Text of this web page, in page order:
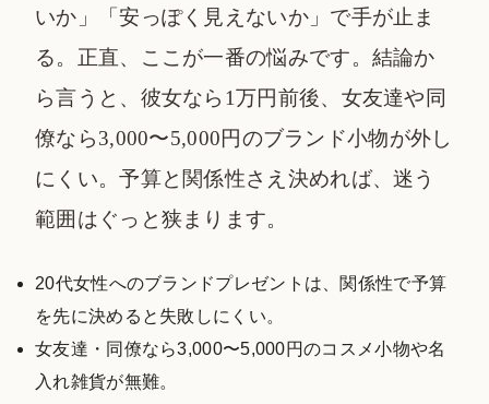
いか」「安っぽく見えないか」で手が止ま
る。正直、ここが一番の悩みです。結論か
ら言うと、彼女なら1万円前後、女友達や同
僚なら3,000〜5,000円のブランド小物が外し
にくい。予算と関係性さえ決めれば、迷う
範囲はぐっと狭まります。
20代女性へのブランドプレゼントは、関係性で予算
を先に決めると失敗しにくい。
女友達・同僚なら3,000〜5,000円のコスメ小物や名
入れ雑貨が無難。